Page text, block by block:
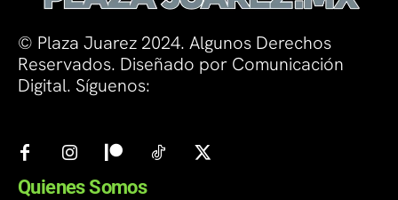
© Plaza Juarez 2024. Algunos Derechos
Reservados. Diseñado por Comunicación
Digital. Síguenos:
Quienes Somos